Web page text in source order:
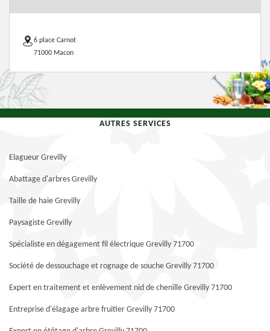
6 place Carnot
71000 Macon
AUTRES SERVICES
Elagueur Grevilly
Abattage d'arbres Grevilly
Taille de haie Grevilly
Paysagiste Grevilly
Spécialiste en dégagement fil électrique Grevilly 71700
Société de dessouchage et rognage de souche Grevilly 71700
Expert en traitement et enlèvement nid de chenille Grevilly 71700
Entreprise d'élagage arbre fruitier Grevilly 71700